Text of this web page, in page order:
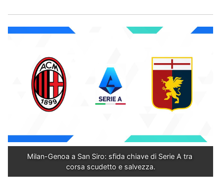
Milan-Genoa a San Siro: sfida chiave di Serie A tra
corsa scudetto e salvezza.